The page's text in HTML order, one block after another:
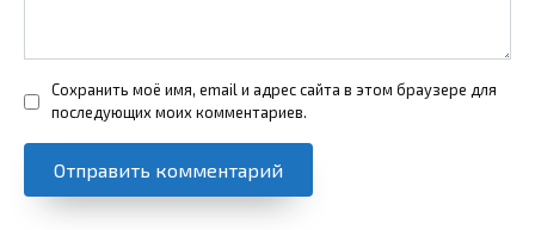
Сохранить моё имя, email и адрес сайта в этом браузере для
последующих моих комментариев.